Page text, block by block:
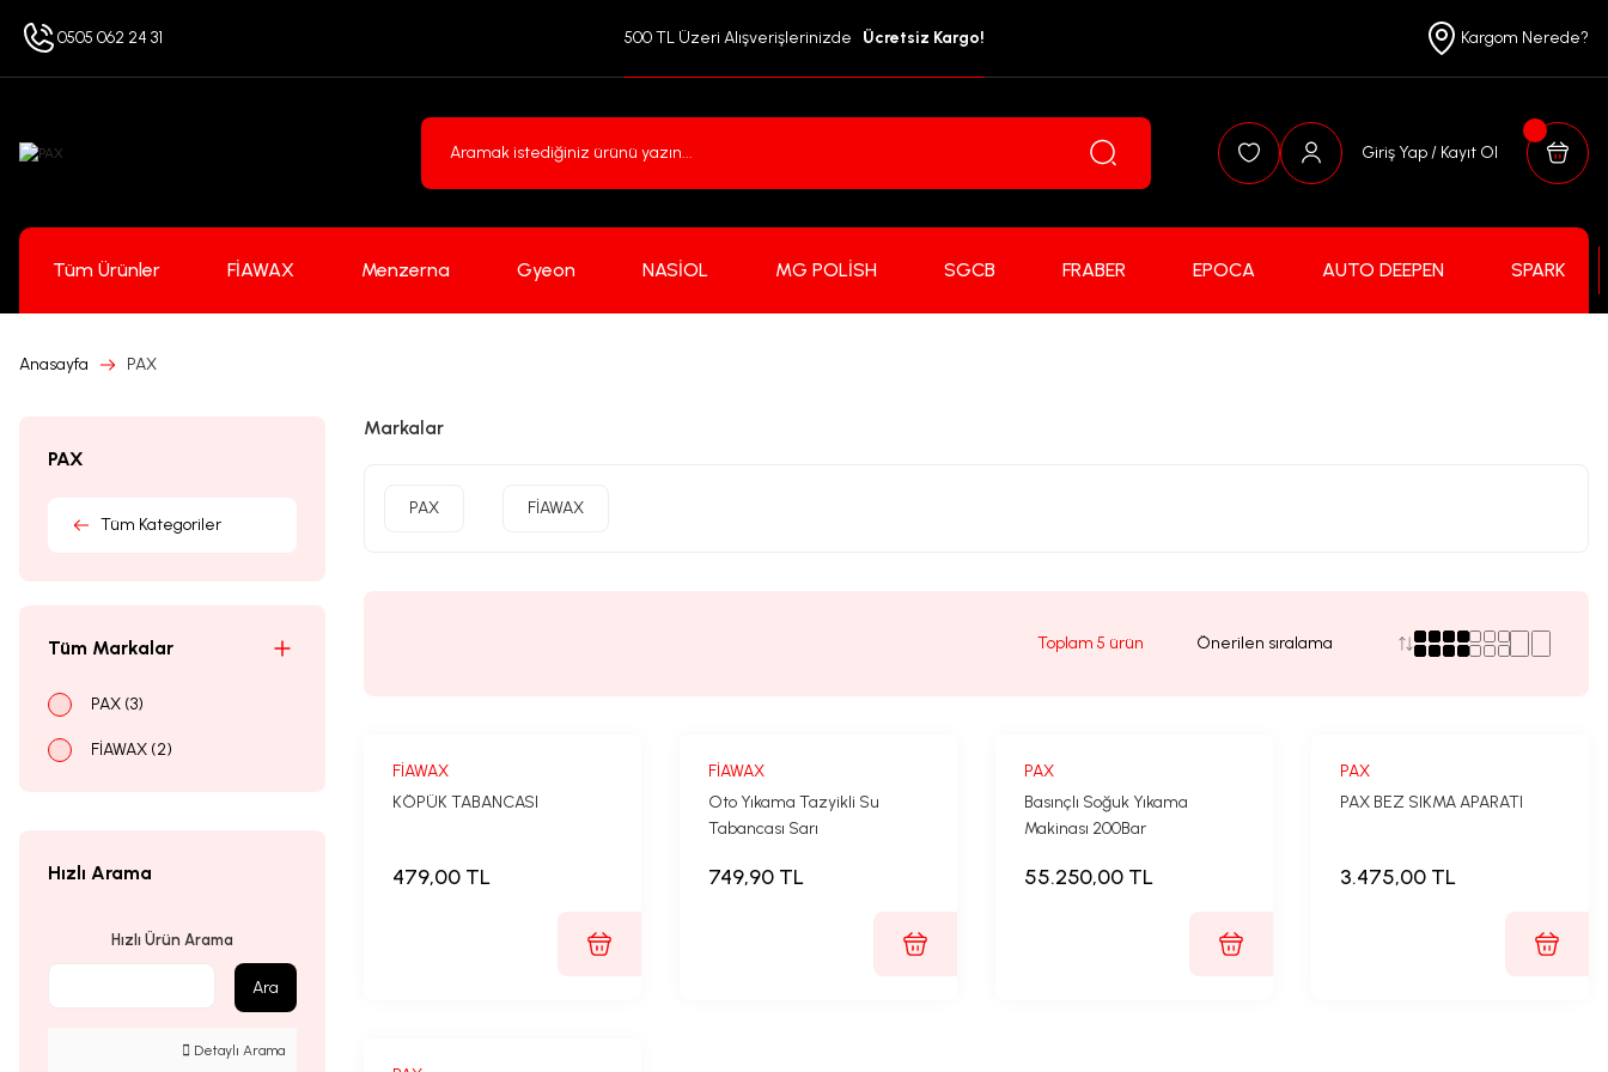
0505 062 24 31 500 TL Üzeri Alışverişlerinizde Ücretsiz Kargo! Kargom Nerede?
Giriş Yap / Kayıt Ol
Tüm Ürünler FİAWAX Menzerna Gyeon NASİOL MG POLİSH SGCB FRABER EPOCA AUTO DEEPEN SPARK
Anasayfa PAX
PAX
Tüm Kategoriler
Tüm Markalar
PAX (3)
FİAWAX (2)
Hızlı Arama
Hızlı Ürün Arama
Ara
Detaylı Arama
Markalar
PAX FİAWAX
Toplam 5 ürün
FİAWAX
KÖPÜK TABANCASI
479,00 TL
FİAWAX
Oto Yıkama Tazyikli Su
Tabancası Sarı
749,90 TL
PAX
Basınçlı Soğuk Yıkama
Makinası 200Bar
55.250,00 TL
PAX
PAX BEZ SIKMA APARATI
3.475,00 TL